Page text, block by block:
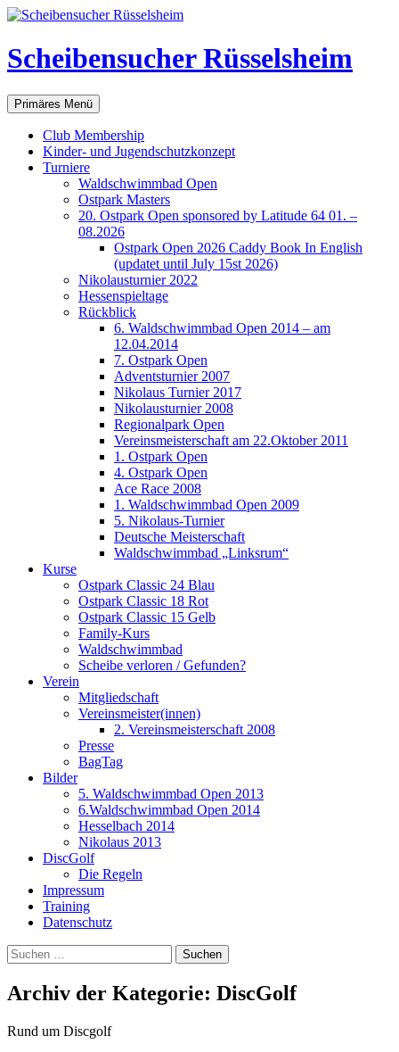
Scheibensucher Rüsselsheim
Suchen
Primäres Menü Zum
Inhalt
springen
Club Membership
Kinder- und Jugendschutzkonzept
Turniere
Waldschwimmbad Open
Ostpark Masters
20. Ostpark Open sponsored by Latitude 64 01. –
08.2026
Ostpark Open 2026 Caddy Book In English
(updatet until July 15st 2026)
Nikolausturnier 2022
Hessenspieltage
Rückblick
6. Waldschwimmbad Open 2014 – am
12.04.2014
7. Ostpark Open
Adventsturnier 2007
Nikolaus Turnier 2017
Nikolausturnier 2008
Regionalpark Open
Vereinsmeisterschaft am 22.Oktober 2011
1. Ostpark Open
4. Ostpark Open
Ace Race 2008
1. Waldschwimmbad Open 2009
5. Nikolaus-Turnier
Deutsche Meisterschaft
Waldschwimmbad „Linksrum“
Kurse
Ostpark Classic 24 Blau
Ostpark Classic 18 Rot
Ostpark Classic 15 Gelb
Family-Kurs
Waldschwimmbad
Scheibe verloren / Gefunden?
Verein
Mitgliedschaft
Vereinsmeister(innen)
2. Vereinsmeisterschaft 2008
Presse
BagTag
Bilder
5. Waldschwimmbad Open 2013
6.Waldschwimmbad Open 2014
Hesselbach 2014
Nikolaus 2013
DiscGolf
Die Regeln
Impressum
Training
Datenschutz
Suchen
nach:
Archiv der Kategorie: DiscGolf
Rund um Discgolf